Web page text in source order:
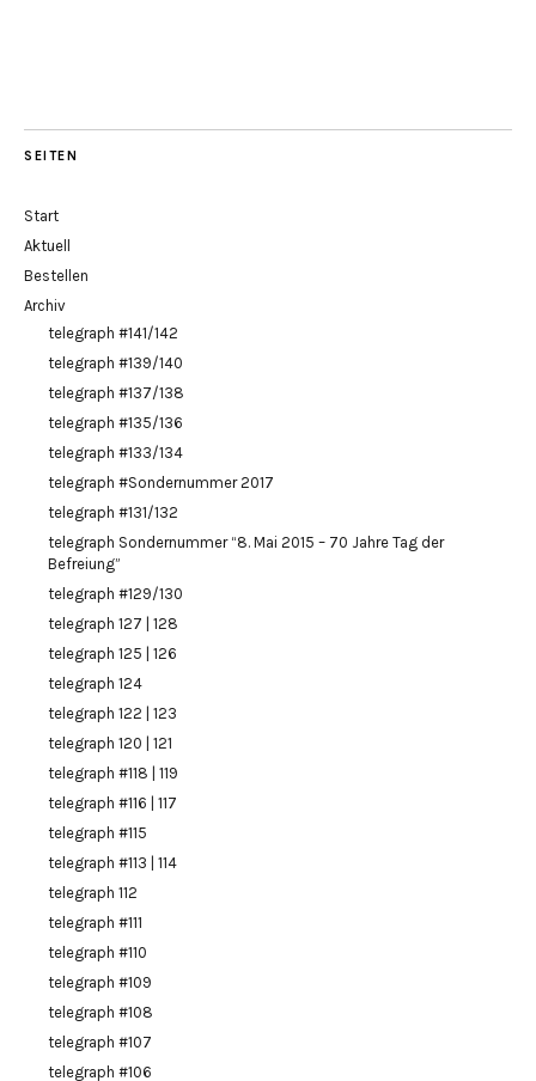
SEITEN
Start
Aktuell
Bestellen
Archiv
telegraph #141/142
telegraph #139/140
telegraph #137/138
telegraph #135/136
telegraph #133/134
telegraph #Sondernummer 2017
telegraph #131/132
telegraph Sondernummer “8. Mai 2015 – 70 Jahre Tag der
Befreiung”
telegraph #129/130
telegraph 127 | 128
telegraph 125 | 126
telegraph 124
telegraph 122 | 123
telegraph 120 | 121
telegraph #118 | 119
telegraph #116 | 117
telegraph #115
telegraph #113 | 114
telegraph 112
telegraph #111
telegraph #110
telegraph #109
telegraph #108
telegraph #107
telegraph #106